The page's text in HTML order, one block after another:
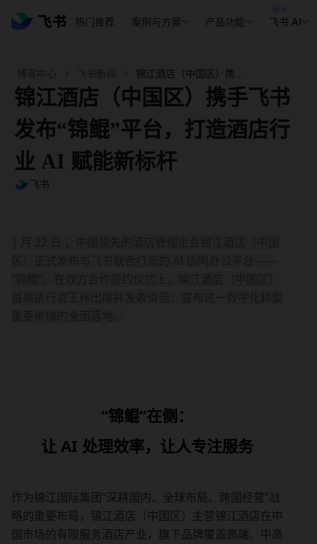
热门推荐 案例与方案 产品功能 飞书 AI
锦江酒店（中国区）携手飞书
发布“锦鲲”平台，打造酒店行
业 AI 赋能新标杆
飞书
“锦鲲”在侧：
让 AI 处理效率，让人专注服务
作为锦江国际集团“深耕国内、全球布局、跨国经营”战
略的重要布局，锦江酒店（中国区）主营锦江酒店在中
国市场的有限服务酒店产业，旗下品牌覆盖高端、中高